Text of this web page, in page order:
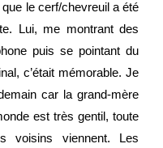
le cerf/chevreuil a été
Lui, me montrant des
puis se pointant du
c’était mémorable. Je
car la grand-mère
est très gentil, toute
viennent. Les